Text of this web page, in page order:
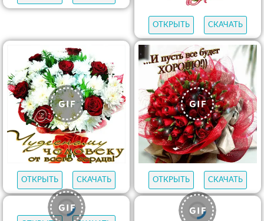
ОТКРЫТЬ СКАЧАТЬ
ОТКРЫТЬ СКАЧАТЬ ОТКРЫТЬ СКАЧАТЬ